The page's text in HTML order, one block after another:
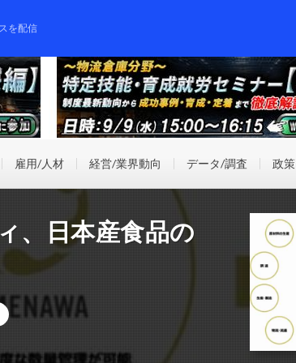
を配信
雇用/人材 経営/業界動向 データ/調査 政策
、日本産食品の